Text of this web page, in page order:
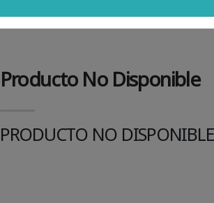
Producto No Disponible
PRODUCTO NO DISPONIBLE